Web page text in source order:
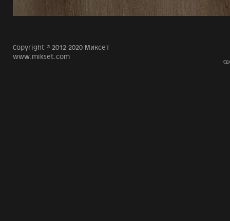
Copyright © 2012-2020 Миксет
www.mikset.com